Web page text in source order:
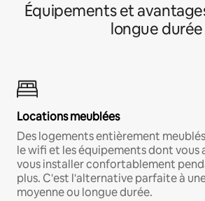
Équipements et
longue durée
Locations meublées
Des logements entièrement
le wifi et les équipements dont vous
vous installer confortablement
plus. C'est l'alternative parfaite à
moyenne ou longue durée.